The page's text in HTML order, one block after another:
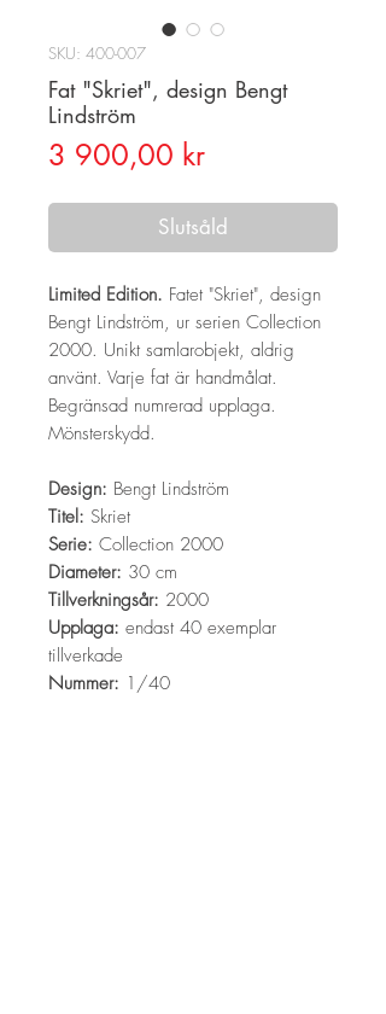
SKU: 400-007
Fat "Skriet", design Bengt
Lindström
3 900,00 krPris
Slutsåld
Limited Edition. Fatet "Skriet", design
Bengt Lindström, ur serien Collection
2000. Unikt samlarobjekt, aldrig
använt. Varje fat är handmålat.
Begränsad numrerad upplaga.
Mönsterskydd.
Design: Bengt Lindström
Titel: Skriet
Serie: Collection 2000
Diameter: 30 cm
Tillverkningsår: 2000
Upplaga: endast 40 exemplar
tillverkade
Nummer: 1/40